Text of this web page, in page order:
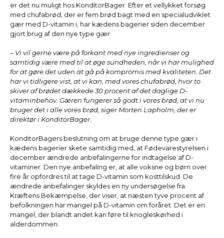
er det nu muligt hos KonditorBager. Efter et vellykket forsøg
med chufabrød, der er fem brød bagt med en specialudviklet
gær med D-vitamin i, har kædens bagerier siden december
gjort brug af den nye type gær.
– Vi vil gerne være på forkant med nye ingredienser og
samtidig være med til at øge sundheden, når vi har mulighed
for at gøre det uden at gå på kompromis med kvaliteten. Det
har vi tidligere vist, at vi kan, med vores chufabrød, hvor to
skiver af brødet dækkede 30 procent af det daglige D-
vitaminbehov. Gæren fungerer så godt i vores brød, at vi nu
bruger det i alle vores brød, siger Morten Lapholm, der er
direktør i KonditorBager.
KonditorBagers beslutning om at bruge denne type gær i
kædens bagerier skete samtidig med, at Fødevarestyrelsen i
december ændrede anbefalingerne for indtagelse af D-
vitaminer. Den nye anbefaling er, at alle voksne og børn over
fire år opfordres til at tage D-vitamin som kosttilskud. De
ændrede anbefalinger skyldes en ny undersøgelse fra
Kræftens Bekæmpelse, der viser, at næsten tyve procent af
befolkningen har mangel på D-vitamin om foråret. Det er en
mangel, der blandt andet kan føre til knogleskørhed i
alderdommen.